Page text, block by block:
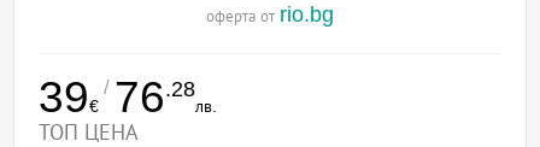
оферта от rio.bg
39€
/ 76.28
лв.
ТОП ЦЕНА